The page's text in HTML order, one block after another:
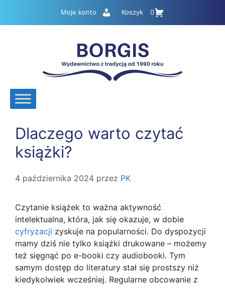
Moje konto Koszyk 0
Dlaczego warto czytać
książki?
4 października 2024 przez PK
Czytanie książek to ważna aktywność
intelektualna, która, jak się okazuje, w dobie
cyfryzacji zyskuje na popularności. Do dyspozycji
mamy dziś nie tylko książki drukowane – możemy
też sięgnąć po e-booki czy audiobooki. Tym
samym dostęp do literatury stał się prostszy niż
kiedykolwiek wcześniej. Regularne obcowanie z